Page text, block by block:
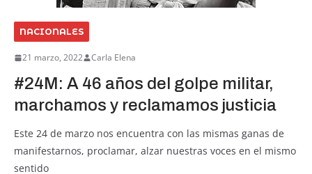
NACIONALES
21 marzo, 2022 Carla Elena
#24M: A 46 años del golpe militar,
marchamos y reclamamos justicia
Este 24 de marzo nos encuentra con las mismas ganas de
manifestarnos, proclamar, alzar nuestras voces en el mismo
sentido